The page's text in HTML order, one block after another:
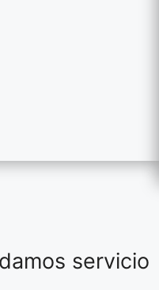
servicio